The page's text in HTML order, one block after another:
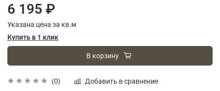
(0) Добавить в сравнение
6 195 ₽
Указана цена за кв.м
Купить в 1 клик
В корзину